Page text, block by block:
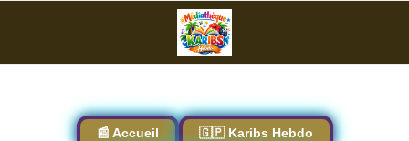
📰 Accueil 🇬🇵 Karibs Hebdo